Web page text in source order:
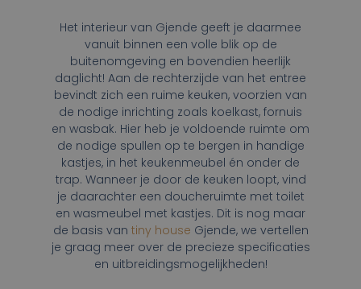
Het interieur van Gjende geeft je daarmee
vanuit binnen een volle blik op de
buitenomgeving en bovendien heerlijk
daglicht! Aan de rechterzijde van het entree
bevindt zich een ruime keuken, voorzien van
de nodige inrichting zoals koelkast, fornuis
en wasbak. Hier heb je voldoende ruimte om
de nodige spullen op te bergen in handige
kastjes, in het keukenmeubel én onder de
trap. Wanneer je door de keuken loopt, vind
je daarachter een doucheruimte met toilet
en wasmeubel met kastjes. Dit is nog maar
de basis van tiny house Gjende, we vertellen
je graag meer over de precieze specificaties
en uitbreidingsmogelijkheden!